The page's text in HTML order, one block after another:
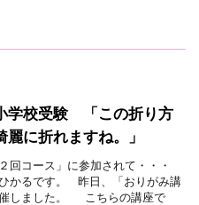
校受験 「この折り方
麗に折れますね。」
回コース」に参加されて・・・
かるです。 昨日、「おりがみ講
しました。 こちらの講座で